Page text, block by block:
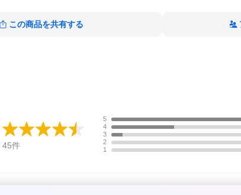
この商品を共有する
45件
5
4
3
2
1